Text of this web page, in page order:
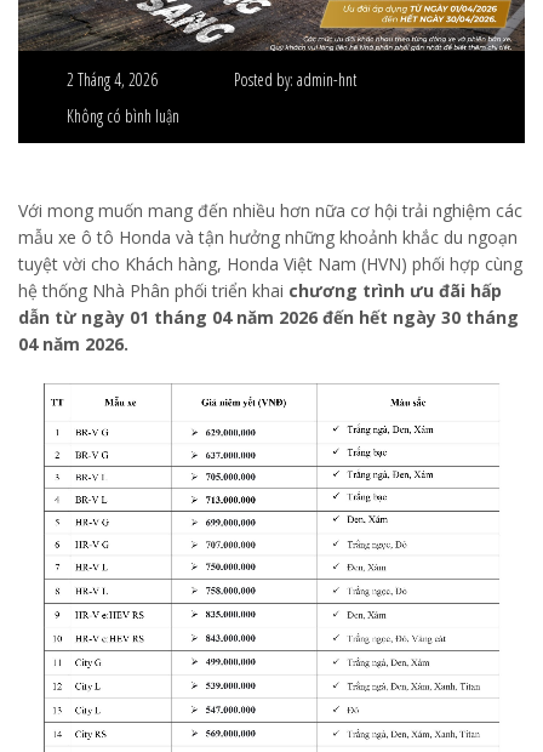
2 Tháng 4, 2026 Posted by: admin-hnt
Không có bình luận
Với mong muốn mang đến nhiều hơn nữa cơ hội trải nghiệm các
mẫu xe ô tô Honda và tận hưởng những khoảnh khắc du ngoạn
tuyệt vời cho Khách hàng, Honda Việt Nam (HVN) phối hợp cùng
hệ thống Nhà Phân phối triển khai chương trình ưu đãi hấp
dẫn từ ngày 01 tháng 04 năm 2026 đến hết ngày 30 tháng
04 năm 2026.